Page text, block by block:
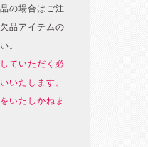
の場合はご注
品アイテムの
。
ていただく必
いたします。
いたしかねま